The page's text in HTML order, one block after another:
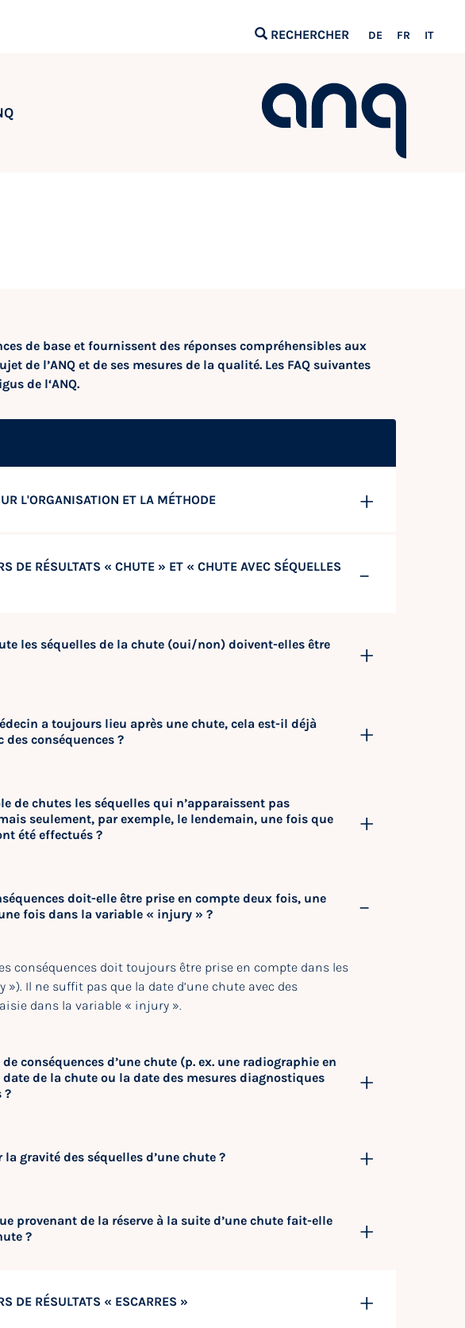
RECHERCHER DE FR IT
de base et fournissent des réponses compréhensibles aux
de l’ANQ et de ses mesures de la qualité. Les FAQ suivantes
de l‘ANQ.
L'ORGANISATION ET LA MÉTHODE
DE RÉSULTATS « CHUTE » ET « CHUTE AVEC SÉQUELLES
les séquelles de la chute (oui/non) doivent-elles être
a toujours lieu après une chute, cela est-il déjà
des conséquences ?
de chutes les séquelles qui n’apparaissent pas
seulement, par exemple, le lendemain, une fois que
été effectués ?
doit-elle être prise en compte deux fois, une
fois dans la variable « injury » ?
conséquences doit toujours être prise en compte dans les
Il ne suffit pas que la date d’une chute avec des
dans la variable « injury ».
conséquences d’une chute (p. ex. une radiographie en
de la chute ou la date des mesures diagnostiques
?
gravité des séquelles d’une chute ?
provenant de la réserve à la suite d’une chute fait-elle
?
DE RÉSULTATS « ESCARRES »